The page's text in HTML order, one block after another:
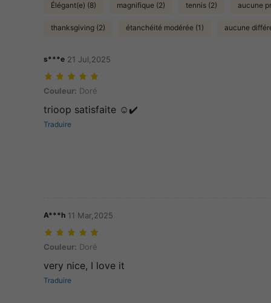
Élégant(e) (8) magnifique (2) tennis (2) aucune
thanksgiving (2) étanchéité modérée (1) aucune
s***e 21 Jul,2025
Couleur: Doré
Couleur: Doré
trioop satisfaite ☺️✔️
Traduire
A***h 11 Mar,2025
Couleur: Doré
Couleur: Doré
very nice, I love it
Traduire